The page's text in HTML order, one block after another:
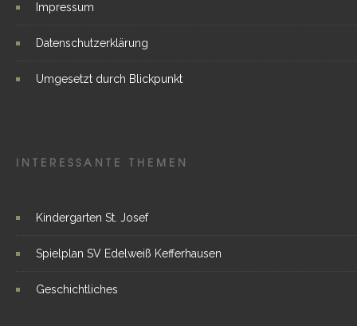
Impressum
Datenschutzerklärung
Umgesetzt durch Blickpunkt
INTERESSANTE THEMEN
Kindergarten St. Josef
Spielplan SV Edelweiß Kefferhausen
Geschichtliches